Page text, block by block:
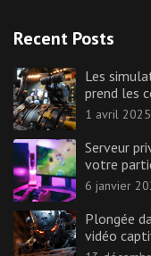
Recent Posts
Les
prend les
1 avril 2025
Serveur
votre
6 janvier
Plongée
vidéo